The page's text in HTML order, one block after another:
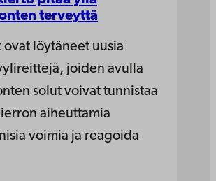
terveyttä
ovat löytäneet uusia
joiden avulla
solut voivat tunnistaa
aiheuttamia
voimia ja reagoida